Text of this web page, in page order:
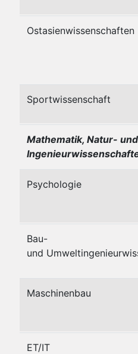
Ostasienwissenschaften
Sportwissenschaft
Mathematik, Natur- und
Psychologie
Bau-
und
Maschinenbau
ET/IT